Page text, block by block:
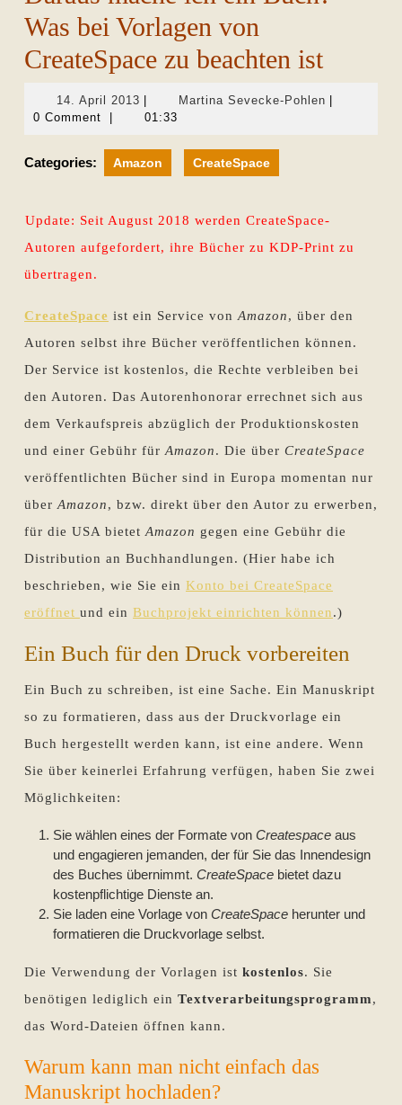
Was bei Vorlagen von
CreateSpace zu beachten ist
14. April 2013 14.
April
Martina Sevecke-PohlenMartina
0 Comment
01:33
Categories: Amazon CreateSpace
Update: Seit August 2018 werden CreateSpace-
Autoren aufgefordert, ihre Bücher zu KDP-Print zu
übertragen.
CreateSpace ist ein Service von Amazon, über den
Autoren selbst ihre Bücher veröffentlichen können.
Der Service ist kostenlos, die Rechte verbleiben bei
den Autoren. Das Autorenhonorar errechnet sich aus
dem Verkaufspreis abzüglich der Produktionskosten
und einer Gebühr für Amazon. Die über CreateSpace
veröffentlichten Bücher sind in Europa momentan nur
über Amazon, bzw. direkt über den Autor zu erwerben,
für die USA bietet Amazon gegen eine Gebühr die
Distribution an Buchhandlungen. (Hier habe ich
beschrieben, wie Sie ein Konto bei CreateSpace
eröffnet und ein Buchprojekt einrichten können.)
Ein Buch für den Druck vorbereiten
Ein Buch zu schreiben, ist eine Sache. Ein Manuskript
so zu formatieren, dass aus der Druckvorlage ein
Buch hergestellt werden kann, ist eine andere. Wenn
Sie über keinerlei Erfahrung verfügen, haben Sie zwei
Möglichkeiten:
Sie wählen eines der Formate von Createspace aus
und engagieren jemanden, der für Sie das Innendesign
des Buches übernimmt. CreateSpace bietet dazu
kostenpflichtige Dienste an.
Sie laden eine Vorlage von CreateSpace herunter und
formatieren die Druckvorlage selbst.
Die Verwendung der Vorlagen ist kostenlos. Sie
benötigen lediglich ein Textverarbeitungsprogramm,
das Word-Dateien öffnen kann.
Warum kann man nicht einfach das
Manuskript hochladen?